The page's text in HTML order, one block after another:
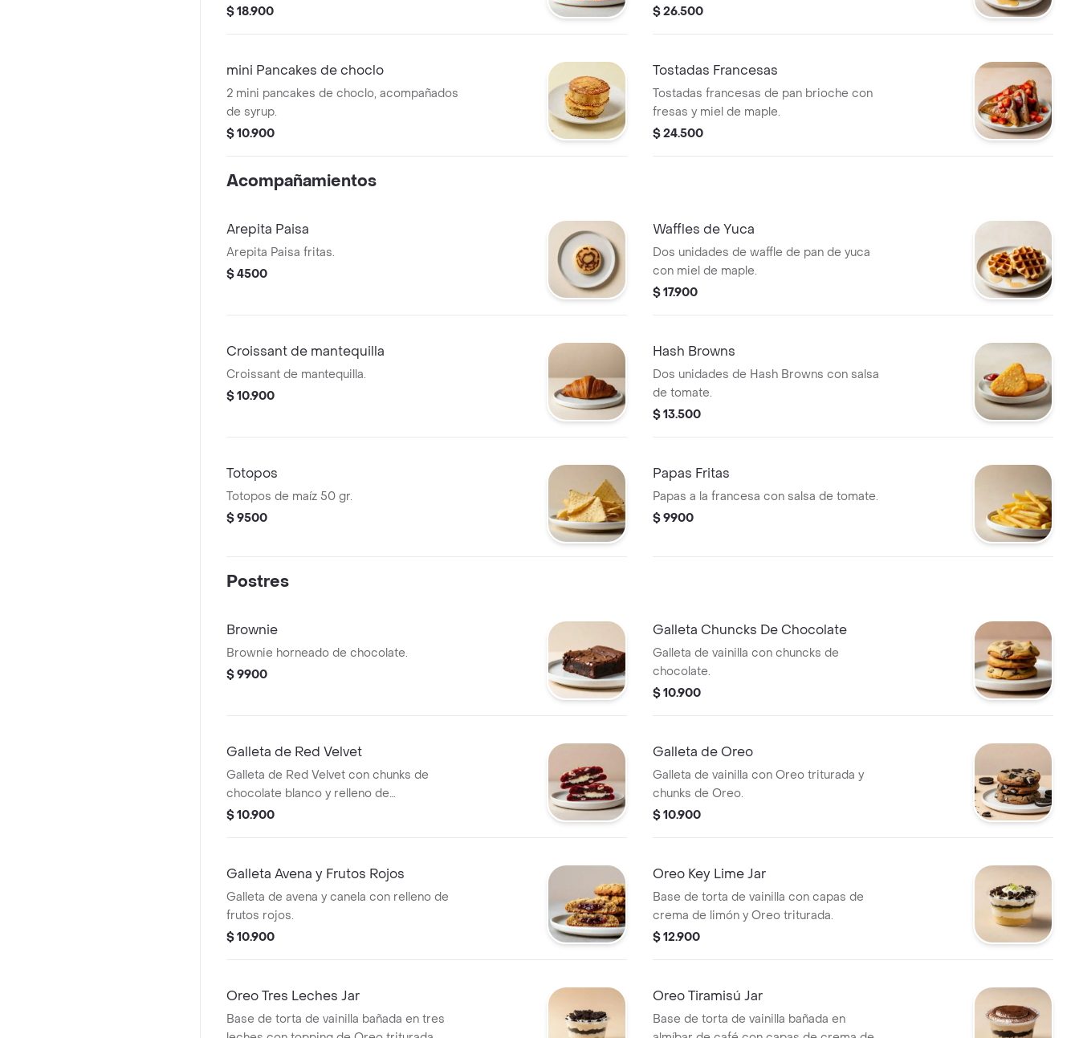
$ 18.900
maple.
$ 26.500
mini Pancakes de choclo
2 mini pancakes de choclo, acompañados
de syrup.
$ 10.900
Tostadas Francesas
Tostadas francesas de pan brioche con
fresas y miel de maple.
$ 24.500
Acompañamientos
Arepita Paisa
Arepita Paisa fritas.
$ 4500
Waffles de Yuca
Dos unidades de waffle de pan de yuca
con miel de maple.
$ 17.900
Croissant de mantequilla
Croissant de mantequilla.
$ 10.900
Hash Browns
Dos unidades de Hash Browns con salsa
de tomate.
$ 13.500
Totopos
Totopos de maíz 50 gr.
$ 9500
Papas Fritas
Papas a la francesa con salsa de tomate.
$ 9900
Postres
Brownie
Brownie horneado de chocolate.
$ 9900
Galleta Chuncks De Chocolate
Galleta de vainilla con chuncks de
chocolate.
$ 10.900
Galleta de Red Velvet
Galleta de Red Velvet con chunks de
chocolate blanco y relleno de
Cheesecake.
$ 10.900
Galleta de Oreo
Galleta de vainilla con Oreo triturada y
chunks de Oreo.
$ 10.900
Galleta Avena y Frutos Rojos
Galleta de avena y canela con relleno de
frutos rojos.
$ 10.900
Oreo Key Lime Jar
Base de torta de vainilla con capas de
crema de limón y Oreo triturada.
$ 12.900
Oreo Tres Leches Jar
Base de torta de vainilla bañada en tres
Oreo Tiramisú Jar
Base de torta de vainilla bañada en